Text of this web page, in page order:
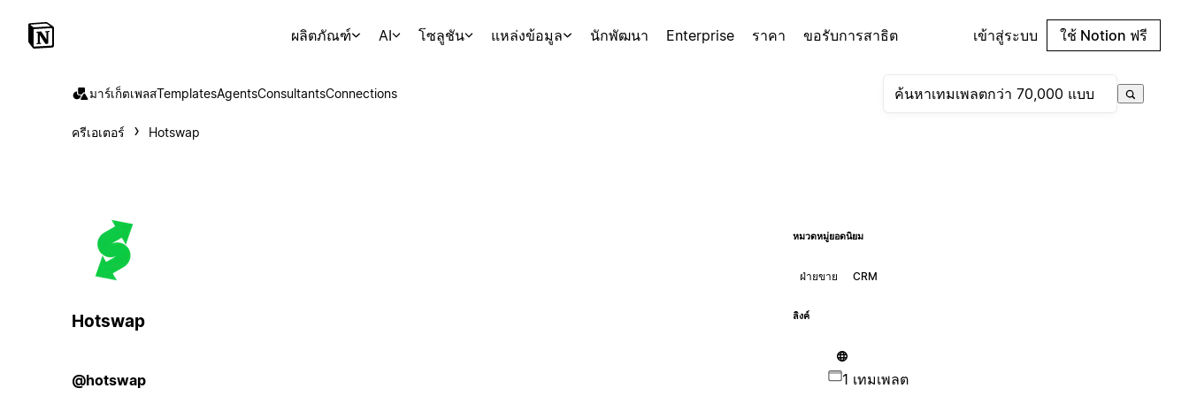
ผลิตภัณฑ์ AI โซลูชัน แหล่งข้อมูล นักพัฒนา Enterprise ราคา ขอรับการสาธิต เข้าสู่ระบบ ใช้ Notion ฟรี
มาร์เก็ตเพลสTemplatesAgentsConsultantsConnections
ครีเอเตอร์ Hotswap
Hotswap
@hotswap
หมวดหมู่ยอดนิยม
ฝ่ายขาย CRM
ลิงค์
1 เทมเพลต